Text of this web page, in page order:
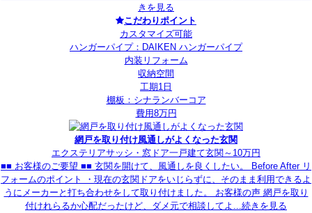
きを見る
こだわりポイント
カスタマイズ可能
ハンガーパイプ：DAIKEN ハンガーパイプ
内装リフォーム
収納空間
工期1日
棚板：シナランバーコア
費用8万円
網戸を取り付け風通しがよくなった玄関
エクステリアサッシ・窓 ドア一戸建て玄関 ～10万円
■■ お客様のご要望 ■■ 玄関を開けて、風通しを良くしたい。 Before After リ
フォームのポイント ・現在の玄関ドアをいじらずに、そのまま利用できるよ
うにメーカーと打ち合わせをして取り付けました。 お客様の声 網戸を取り
付けれらるか心配だったけど、ダメ元で相談してよ...続きを見る